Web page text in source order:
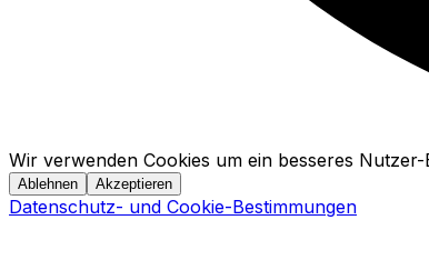
Wir verwenden Cookies um ein besseres
Ablehnen Akzeptieren
Datenschutz- und Cookie-Bestimmungen